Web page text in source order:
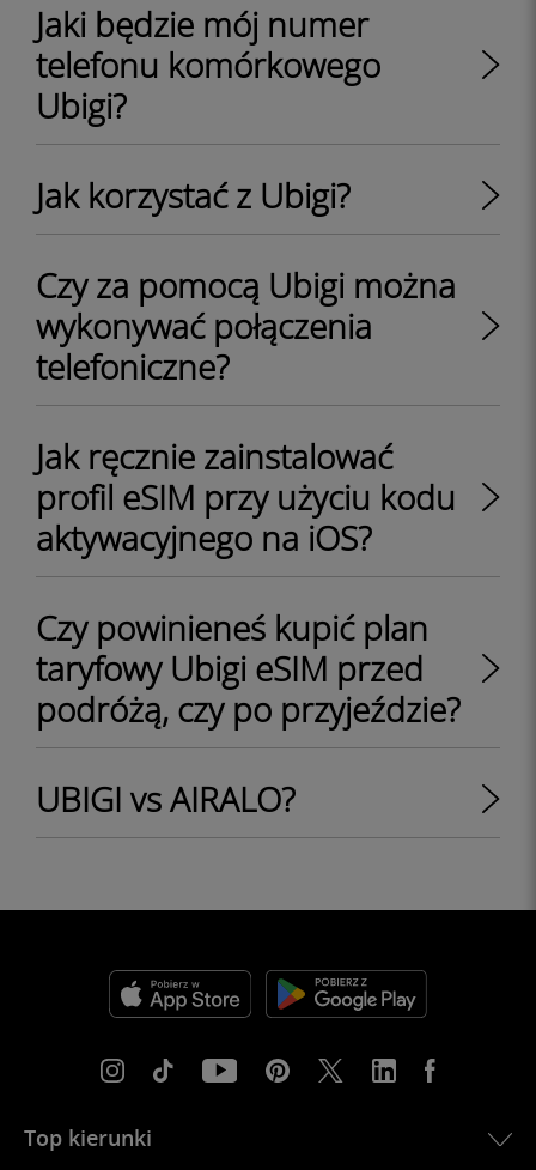
Jaki będzie mój numer
telefonu komórkowego
Ubigi?
Jak korzystać z Ubigi?
Czy za pomocą Ubigi można
wykonywać połączenia
telefoniczne?
Jak ręcznie zainstalować
profil eSIM przy użyciu kodu
aktywacyjnego na iOS?
Czy powinieneś kupić plan
taryfowy Ubigi eSIM przed
podróżą, czy po przyjeździe?
UBIGI vs AIRALO?
Top kierunki